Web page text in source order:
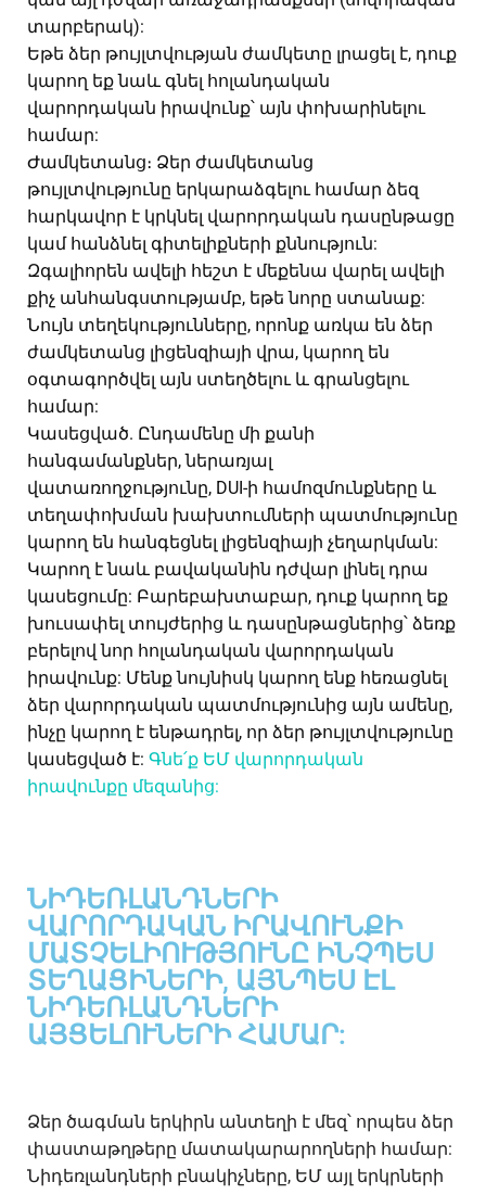
տարբերակ):
Եթե ձեր թույլտվության ժամկետը լրացել է, դուք
կարող եք նաև գնել հոլանդական
վարորդական իրավունք՝ այն փոխարինելու
համար:
Ժամկետանց։ Ձեր ժամկետանց
թույլտվությունը երկարաձգելու համար ձեզ
հարկավոր է կրկնել վարորդական դասընթացը
կամ հանձնել գիտելիքների քննություն:
Զգալիորեն ավելի հեշտ է մեքենա վարել ավելի
քիչ անհանգստությամբ, եթե նորը ստանաք:
Նույն տեղեկությունները, որոնք առկա են ձեր
ժամկետանց լիցենզիայի վրա, կարող են
օգտագործվել այն ստեղծելու և գրանցելու
համար:
Կասեցված. Ընդամենը մի քանի
հանգամանքներ, ներառյալ
վատառողջությունը, DUI-ի համոզմունքները և
տեղափոխման խախտումների պատմությունը
կարող են հանգեցնել լիցենզիայի չեղարկման:
Կարող է նաև բավականին դժվար լինել դրա
կասեցումը: Բարեբախտաբար, դուք կարող եք
խուսափել տույժերից և դասընթացներից՝ ձեռք
բերելով նոր հոլանդական վարորդական
իրավունք: Մենք նույնիսկ կարող ենք հեռացնել
ձեր վարորդական պատմությունից այն ամենը,
ինչը կարող է ենթադրել, որ ձեր թույլտվությունը
կասեցված է: Գնե՛ք ԵՄ վարորդական
իրավունքը մեզանից:
ՆԻԴԵՌԼԱՆԴՆԵՐԻ
ՎԱՐՈՐԴԱԿԱՆ ԻՐԱՎՈՒՆՔԻ
ՄԱՏՉԵԼԻՈՒԹՅՈՒՆԸ ԻՆՉՊԵՍ
ՏԵՂԱՑԻՆԵՐԻ, ԱՅՆՊԵՍ ԷԼ
ՆԻԴԵՌԼԱՆԴՆԵՐԻ
ԱՅՑԵԼՈՒՆԵՐԻ ՀԱՄԱՐ:
Ձեր ծագման երկիրն անտեղի է մեզ՝ որպես ձեր
փաստաթղթերը մատակարարողների համար:
Նիդեռլանդների բնակիչները, ԵՄ այլ երկրների